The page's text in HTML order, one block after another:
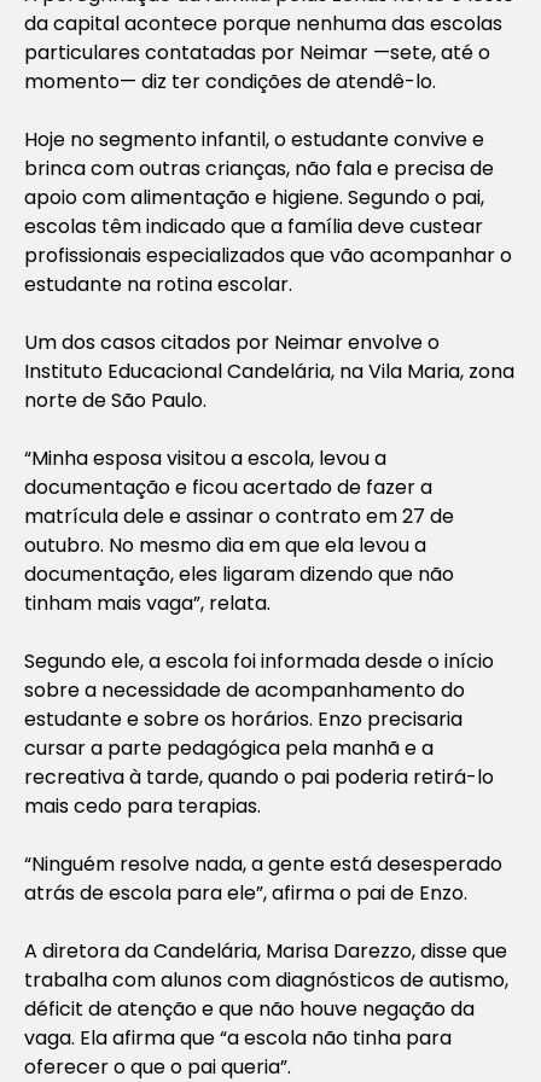
da capital acontece porque nenhuma das escolas
particulares contatadas por Neimar —sete, até o
momento— diz ter condições de atendê-lo.
Hoje no segmento infantil, o estudante convive e
brinca com outras crianças, não fala e precisa de
apoio com alimentação e higiene. Segundo o pai,
escolas têm indicado que a família deve custear
profissionais especializados que vão acompanhar o
estudante na rotina escolar.
Um dos casos citados por Neimar envolve o
Instituto Educacional Candelária, na Vila Maria, zona
norte de São Paulo.
“Minha esposa visitou a escola, levou a
documentação e ficou acertado de fazer a
matrícula dele e assinar o contrato em 27 de
outubro. No mesmo dia em que ela levou a
documentação, eles ligaram dizendo que não
tinham mais vaga”, relata.
Segundo ele, a escola foi informada desde o início
sobre a necessidade de acompanhamento do
estudante e sobre os horários. Enzo precisaria
cursar a parte pedagógica pela manhã e a
recreativa à tarde, quando o pai poderia retirá-lo
mais cedo para terapias.
“Ninguém resolve nada, a gente está desesperado
atrás de escola para ele”, afirma o pai de Enzo.
A diretora da Candelária, Marisa Darezzo, disse que
trabalha com alunos com diagnósticos de autismo,
déficit de atenção e que não houve negação da
vaga. Ela afirma que “a escola não tinha para
oferecer o que o pai queria”.